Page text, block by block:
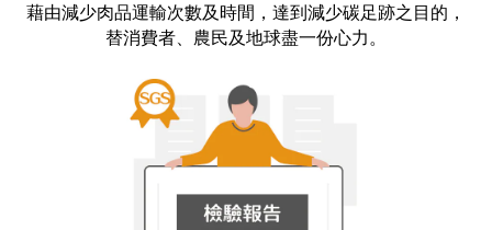
藉由減少肉品運輸次數及時間，達到減少碳足跡之目的，
替消費者、農民及地球盡一份心力。